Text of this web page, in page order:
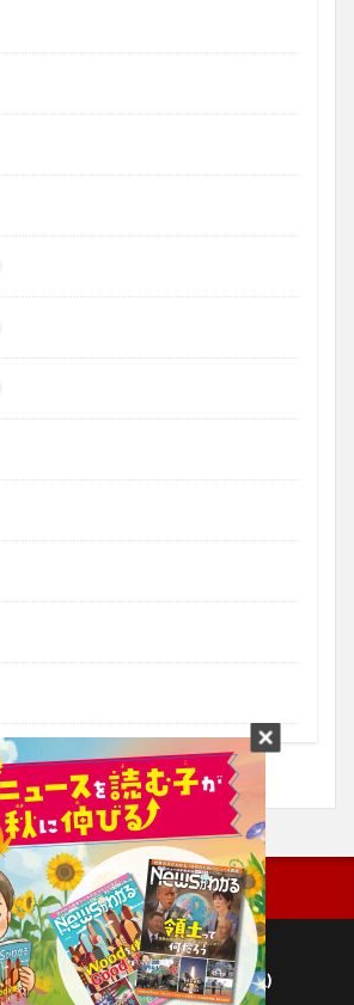
ライバシーポリシー(毎日新聞出版)